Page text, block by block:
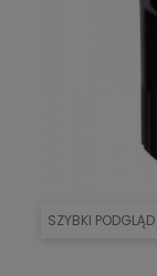
SZYBKI PODGLĄD